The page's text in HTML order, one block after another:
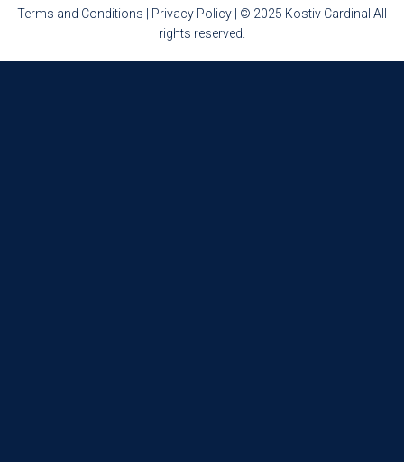
Terms and Conditions Privacy Policy
| © 2025 Kostiv Cardinal All
rights reserved.